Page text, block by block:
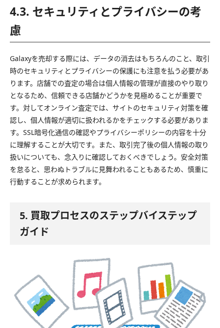
4.3. セキュリティとプライバシーの考
慮
Galaxyを売却する際には、データの消去はもちろんのこと、取引
時のセキュリティとプライバシーの保護にも注意を払う必要があ
ります。店舗での査定の場合は個人情報の管理が直接のやり取り
となるため、信頼できる店舗かどうかを見極めることが重要で
す。対してオンライン査定では、サイトのセキュリティ対策を確
認し、個人情報が適切に扱われるかをチェックする必要がありま
す。SSL暗号化通信の確認やプライバシーポリシーの内容を十分
に理解することが大切です。また、取引完了後の個人情報の取り
扱いについても、念入りに確認しておくべきでしょう。安全対策
を怠ると、思わぬトラブルに見舞われることもあるため、慎重に
行動することが求められます。
5. 買取プロセスのステップバイステップ
ガイド